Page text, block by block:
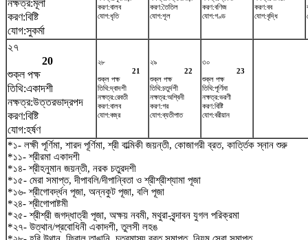
নক্ষত্র:মূলা
করণ:বিষ্টি
যোগ:সুকর্মা
করণ:বালব
যোগ:ধৃতি
করণ:তৈতিল
যোগ:শূল
করণ:বণিজ
যোগ:গণ্ড
করণ:বব
যোগ:বৃদ্ধি
২৭
20
শুক্ল পক্ষ
তিথি:একাদশী
নক্ষত্র:উত্তরভাদ্রপদ
করণ:বিষ্টি
যোগ:হর্ষণ
২৮
21
শুক্ল পক্ষ
তিথি:দ্বাদশী
নক্ষত্র:রেবতী
করণ:বালব
যোগ:বজ্র
২৯
22
শুক্ল পক্ষ
তিথি:চতুর্দশী
নক্ষত্র:অশ্বিনী
করণ:গর
যোগ:ব্যতীপাত
৩০
23
শুক্ল পক্ষ
তিথি:পূর্ণিমা
নক্ষত্র:ভরণী
করণ:বিষ্টি
যোগ:বরীয়ান
*১- লক্ষী পূর্ণিমা, শারদ পূর্ণিমা, শ্রী বাল্মিকী জয়ন্তী, কোজাগরী ব্রত, কার্ত্তিক স্নান শুরু
*১১- শ্রীরমা একাদশী
*১৪- শ্রীহনুমান জয়ন্তী, নরক চতুরদশী
*১৫- মেরা সমাপ্ত, দীপাবলি/দীপান্বিতা ও শ্রীশ্রীশ্যামা পূজা
*১৬- শ্রীগোবর্দ্ধন পূজা, অন্নকুট পূজা, বলি পূজা
*২৪- শ্রীগোপাষ্টমী
*২৫- শ্রীশ্রী জগদ্ধাত্রী পূজা, অক্ষয় নবমী, মথুরা-বৃন্দাবন যুগল পরিক্রমা
*২৭- উত্থান/প্রবোধিনী একাদশী, তুলসী লহঙ